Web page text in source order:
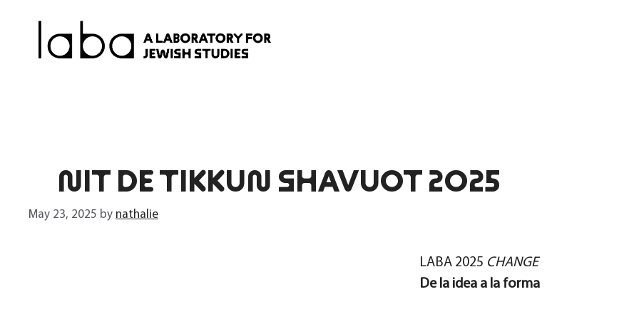
NIT DE TIKKUN SHAVUOT 2025
May 23, 2025 by nathalie
LABA 2025 CHANGE
De la idea a la forma